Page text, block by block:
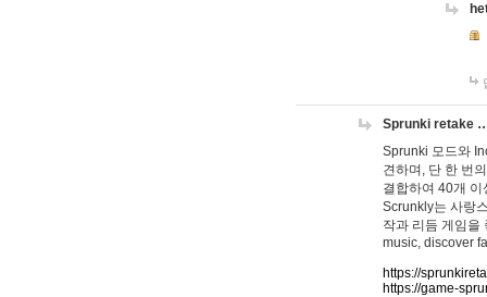
Sprunki retake
Sprunki 모드와
견하며, 단 한 번
결합하여 40개
Scrunkly는 사랑
작과 리듬 게임을
music, discover
https://
https://game-